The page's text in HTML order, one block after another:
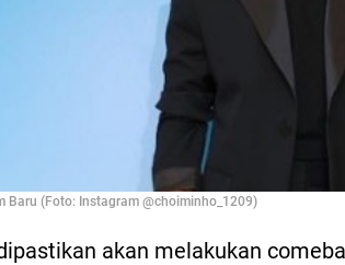
Baru (Foto: Instagram @choiminho_1209)
akan melakukan